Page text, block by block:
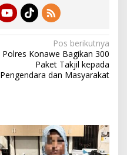
Pos berikutnya
Polres Konawe Bagikan 300
Paket Takjil kepada
Pengendara dan Masyarakat